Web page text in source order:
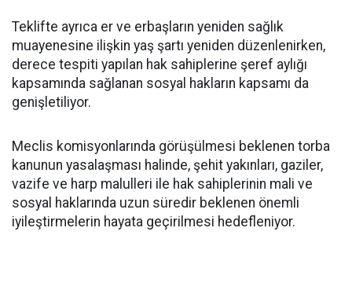
Teklifte ayrıca er ve erbaşların yeniden sağlık
muayenesine ilişkin yaş şartı yeniden düzenlenirken,
derece tespiti yapılan hak sahiplerine şeref aylığı
kapsamında sağlanan sosyal hakların kapsamı da
genişletiliyor.
Meclis komisyonlarında görüşülmesi beklenen torba
kanunun yasalaşması halinde, şehit yakınları, gaziler,
vazife ve harp malulleri ile hak sahiplerinin mali ve
sosyal haklarında uzun süredir beklenen önemli
iyileştirmelerin hayata geçirilmesi hedefleniyor.